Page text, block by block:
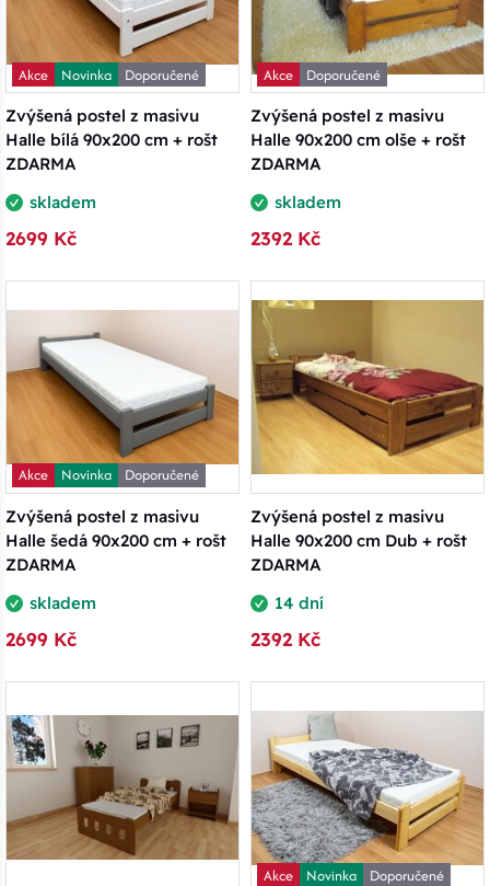
Akce Novinka
Doporučené
Zvýšená postel z masivu
Halle bílá 90x200 cm + rošt
ZDARMA
skladem
2699 Kč
Akce
Doporučené
Zvýšená postel z masivu
Halle 90x200 cm olše + rošt
ZDARMA
skladem
2392 Kč
Akce Novinka
Doporučené
Zvýšená postel z masivu
Halle šedá 90x200 cm + rošt
ZDARMA
skladem
2699 Kč
Zvýšená postel z masivu
Halle 90x200 cm Dub + rošt
ZDARMA
14 dní
2392 Kč
Akce Novinka
Doporučené